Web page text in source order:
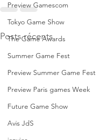
Preview Gamescom
Tokyo Game Show
The Game Awards
Summer Game Fest
Preview Summer Game Fest
Preview Paris games Week
Future Game Show
Avis JdS
Posts récents